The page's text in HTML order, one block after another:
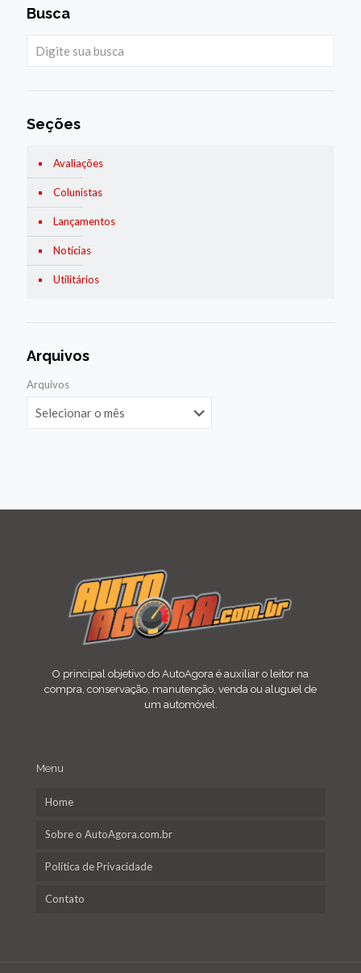
Busca
Seções
Avaliações
Colunistas
Lançamentos
Notícias
Utilitários
Arquivos
Arquivos
O principal objetivo do AutoAgora é auxiliar o leitor na
compra, conservação, manutenção, venda ou aluguel de
um automóvel.
Menu
Home
Sobre o AutoAgora.com.br
Política de Privacidade
Contato